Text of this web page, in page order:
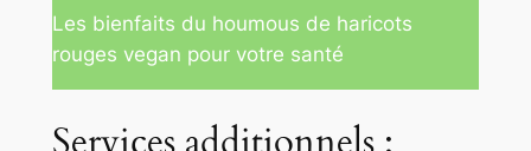
Les bienfaits du houmous de haricots
rouges vegan pour votre santé
Services additionnels :